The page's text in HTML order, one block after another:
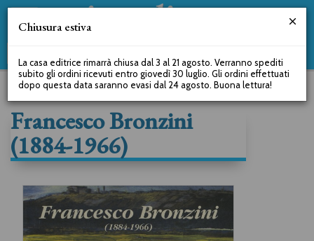
Francesco Bronzini
(1884-1966)
Chiusura estiva
La casa editrice rimarrà chiusa dal 3 al 21 agosto. Verranno spediti
subito gli ordini ricevuti entro giovedì 30 luglio. Gli ordini effettuati
dopo questa data saranno evasi dal 24 agosto. Buona lettura!